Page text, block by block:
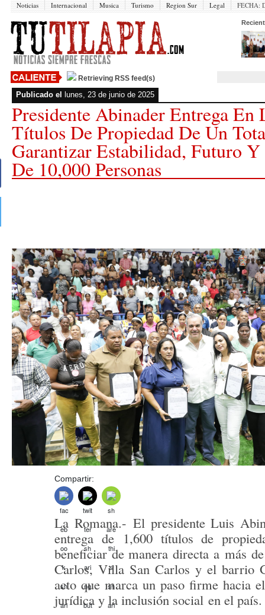
Noticias Internacional Musica Turismo Region Sur Legal FECHA:
Retrieving RSS feed(s)
Publicado el lunes, 23 de junio de 2025
Presidente Abinader Entrega En
Títulos De Propiedad De Un
Garantizar Estabilidad, Futuro
De 10,000 Personas
Compartir:
La Romana.-El presidente Luis
entrega de 1,600 títulos de
beneficiar de manera directa amás
Carlos, Villa San Carlos y el barrio
acto que marca un paso firme hacia
jurídica y la inclusión social en el país.